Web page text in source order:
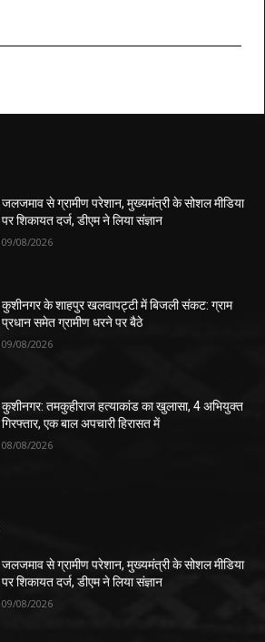
जलजमाव से ग्रामीण परेशान, मुख्यमंत्री के सोशल मीडिया
पर शिकायत दर्ज, डीएम ने लिया संज्ञान
09/08/2026
कुशीनगर के शाहपुर खलवापट्टी में बिजली संकट: ग्राम
प्रधान समेत ग्रामीण धरने पर बैठे
09/08/2026
कुशीनगर: तमकुहीराज हत्याकांड का खुलासा, 4 अभियुक्त
गिरफ्तार, एक बाल अपचारी हिरासत में
08/08/2026
जलजमाव से ग्रामीण परेशान, मुख्यमंत्री के सोशल मीडिया
पर शिकायत दर्ज, डीएम ने लिया संज्ञान
09/08/2026